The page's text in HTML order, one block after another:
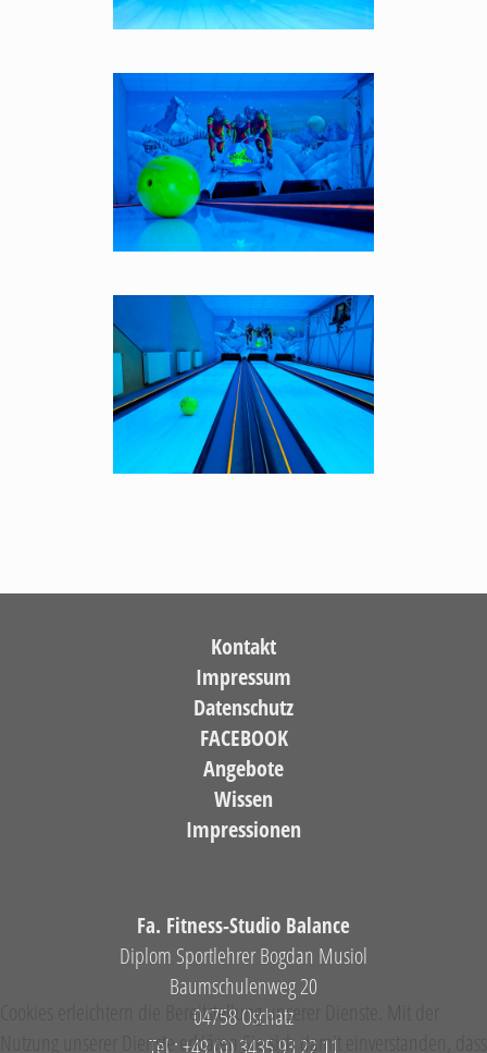
Kontakt
Impressum
Datenschutz
Fa. Fitness-Studio Balance
Diplom Sportlehrer Bogdan Musiol
Baumschulenweg 20
04758 Oschatz
Tel.: +49 (0) 3435 93 22 11
FACEBOOK
Angebote
Wissen
Impressionen
Cookies erleichtern die Bereitstellung unserer Dienste. Mit der
Nutzung unserer Dienste erklären Sie sich damit einverstanden, dass